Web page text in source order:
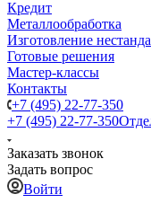
Кредит
Металлообработка
Изготовление
Готовые решения
Мастер-классы
Контакты
+7 (495) 22-77-350
+7 (495) 22-77-350
Заказать звонок
Задать вопрос
Войти